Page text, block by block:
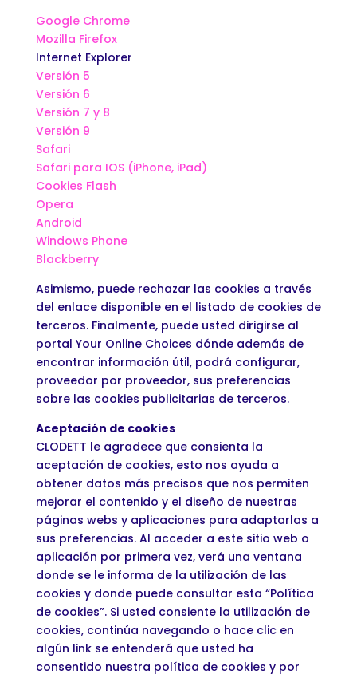
Google Chrome
Mozilla Firefox
Internet Explorer
Versión 5
Versión 6
Versión 7 y 8
Versión 9
Safari
Safari para IOS (iPhone, iPad)
Cookies Flash
Opera
Android
Windows Phone
Blackberry
Asimismo, puede rechazar las cookies a través
del enlace disponible en el listado de cookies de
terceros. Finalmente, puede usted dirigirse al
portal Your Online Choices dónde además de
encontrar información útil, podrá configurar,
proveedor por proveedor, sus preferencias
sobre las cookies publicitarias de terceros.
Aceptación de cookies
CLODETT le agradece que consienta la
aceptación de cookies, esto nos ayuda a
obtener datos más precisos que nos permiten
mejorar el contenido y el diseño de nuestras
páginas webs y aplicaciones para adaptarlas a
sus preferencias. Al acceder a este sitio web o
aplicación por primera vez, verá una ventana
donde se le informa de la utilización de las
cookies y donde puede consultar esta “Política
de cookies”. Si usted consiente la utilización de
cookies, continúa navegando o hace clic en
algún link se entenderá que usted ha
consentido nuestra política de cookies y por